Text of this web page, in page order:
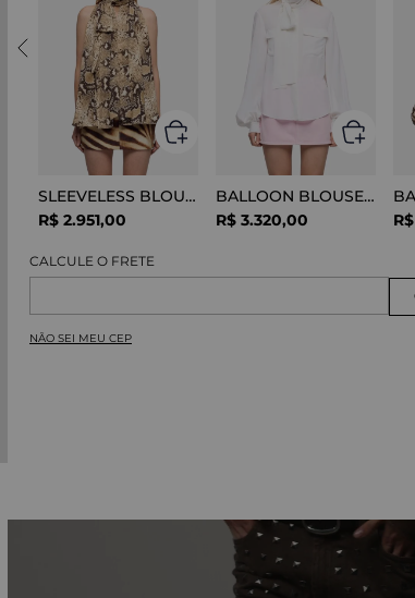
SLEEVELESS BLOUSE VISCOSE SNAKE
R$ 2.951,00
BALLOON BLOUSE SILK OPTICAL WHITE
R$ 3.320,00
R$
NÃO SEI MEU CEP